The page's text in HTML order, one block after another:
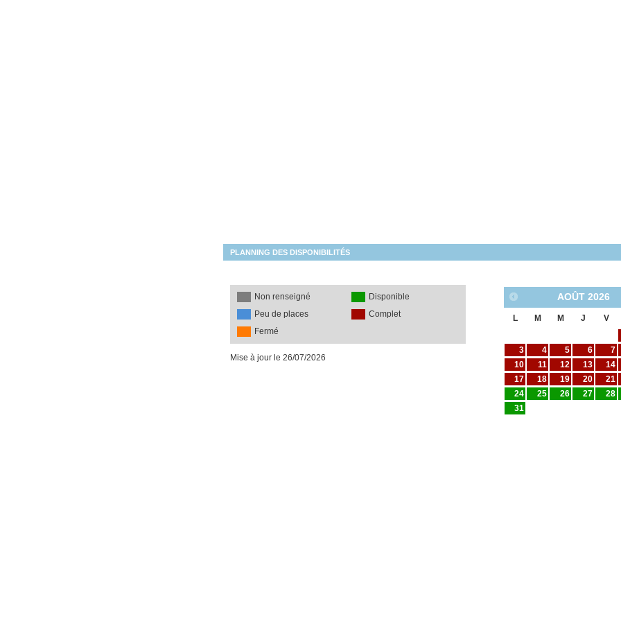
PLANNING DES DISPONIBILITÉS
Non renseigné
Disponible
Peu de places
Complet
Fermé
AOÛT 2026
L M M J V
3
4 5 6 7
10
11 12 13 14
17
18 19 20 21
24
25 26 27 28
31
Mise à jour le 26/07/2026